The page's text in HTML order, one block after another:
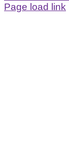
Page load link